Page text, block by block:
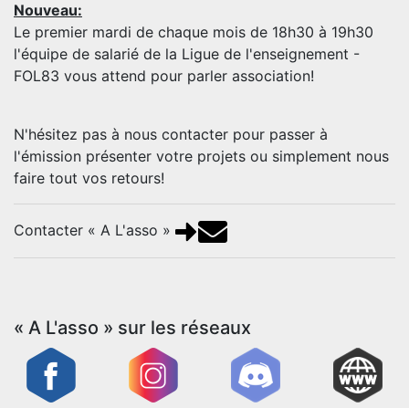
Nouveau:
Le premier mardi de chaque mois de 18h30 à 19h30
l'équipe de salarié de la Ligue de l'enseignement -
FOL83 vous attend pour parler association!
N'hésitez pas à nous contacter pour passer à
l'émission présenter votre projets ou simplement nous
faire tout vos retours!
Contacter « A L'asso »
« A L'asso » sur les réseaux